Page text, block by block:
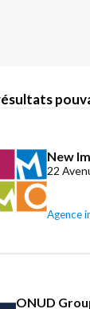
New
22
Agence
ONUD